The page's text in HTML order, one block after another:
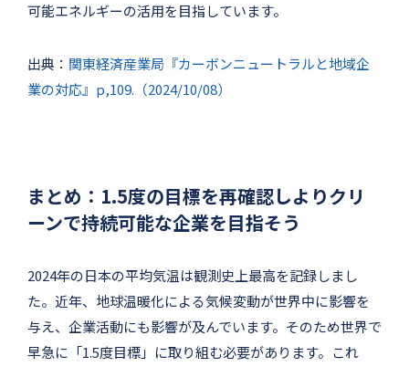
可能エネルギーの活用を目指しています。
出典： 関東経済産業局『カーボンニュートラルと地域企
業の対応』p,109.（2024/10/08）
まとめ：1.5度の目標を再確認しよりクリ
ーンで持続可能な企業を目指そう
2024年の日本の平均気温は観測史上最高を記録しまし
た。近年、地球温暖化による気候変動が世界中に影響を
与え、企業活動にも影響が及んでいます。そのため世界で
早急に「1.5度目標」に取り組む必要があります。これ